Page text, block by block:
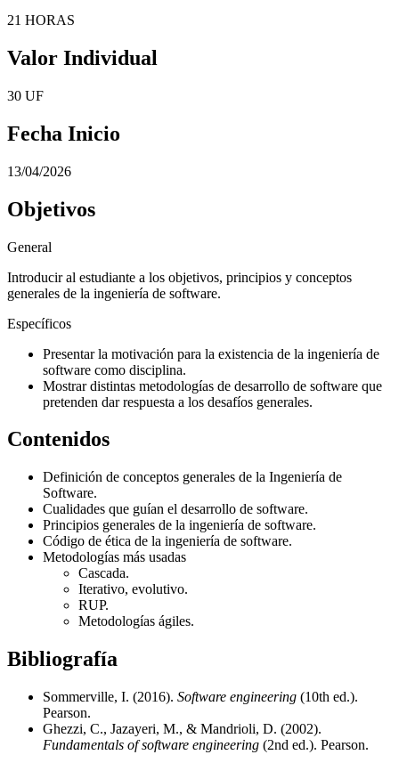
21 HORAS
Valor Individual
30 UF
Fecha Inicio
13/04/2026
Objetivos
General
Introducir al estudiante a los objetivos, principios y conceptos
generales de la ingeniería de software.
Específicos
Presentar la motivación para la existencia de la ingeniería de
software como disciplina.
Mostrar distintas metodologías de desarrollo de software que
pretenden dar respuesta a los desafíos generales.
Contenidos
Definición de conceptos generales de la Ingeniería de
Software.
Cualidades que guían el desarrollo de software.
Principios generales de la ingeniería de software.
Código de ética de la ingeniería de software.
Metodologías más usadas
Cascada.
Iterativo, evolutivo.
RUP.
Metodologías ágiles.
Bibliografía
Sommerville, I. (2016). Software engineering (10th ed.).
Pearson.
Ghezzi, C., Jazayeri, M., & Mandrioli, D. (2002).
Fundamentals of software engineering (2nd ed.). Pearson.